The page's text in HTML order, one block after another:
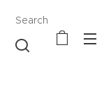
Search